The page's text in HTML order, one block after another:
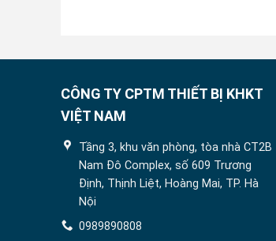
CÔNG TY CPTM THIẾT BỊ KHKT
VIỆT NAM
Tầng 3, khu văn phòng, tòa nhà CT2B
Nam Đô Complex, số 609 Trương
Định, Thịnh Liệt, Hoàng Mai, TP. Hà
Nội
0989890808